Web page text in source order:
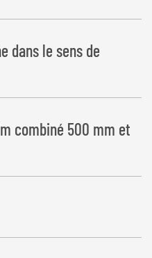
dans le sens de
combiné 500 mm et